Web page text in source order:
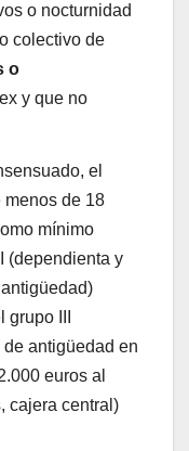
o nocturnidad
colectivo de
o
y que no
el
menos de 18
mínimo
(dependienta y
III
antigüedad en
euros al
cajera central)